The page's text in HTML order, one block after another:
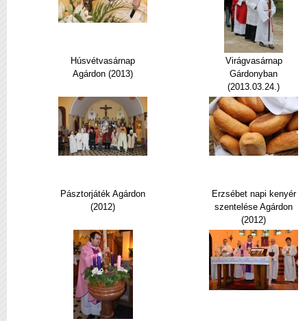
Húsvétvasárnap
Agárdon (2013)
Virágvasárnap
Gárdonyban
(2013.03.24.)
Pásztorjáték Agárdon
(2012)
Erzsébet napi kenyér
szentelése Agárdon
(2012)